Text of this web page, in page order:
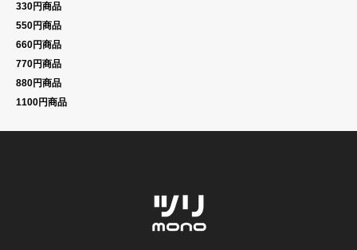
330円商品
550円商品
660円商品
770円商品
880円商品
1100円商品